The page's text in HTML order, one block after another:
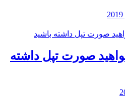
صورت تپل داشته